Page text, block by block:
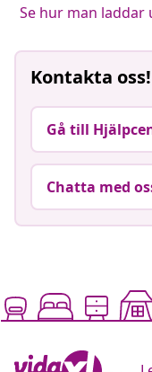
Se hur man laddar
Kontakta oss!
Gå till
Chatta med